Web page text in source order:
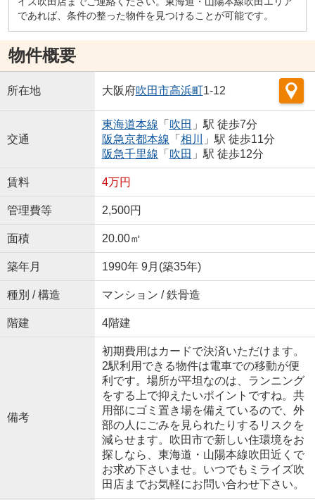
であれば、条件の整った物件を見つけることが可能です。
物件概要
所在地 大阪府吹田市高浜町1-12
交通
東海道本線 「 吹田 」駅 徒歩7分
阪急京都本線 「 相川
」駅 徒歩11分
阪急千里線 「 吹田 」駅 徒歩12分
賃料 4万円
管理費等 2,500円
面積 20.00㎡
築年月 1990年 9月(築35年)
種別 / 構造 マンション / 鉄骨造
階建 4階建
備考
初期費用はカードで決済いただけます。
2駅利用できる物件は電車での移動が便
利です。場所が平坦なのは、ランニング
をする上で抑えたいポイントですね。共
用部にゴミ置き場を備えているので、外
部の人にごみを見られたりするリスクを
減らせます。吹田市で新しい住環境をお
探しなら、東海道・山陽本線吹田近くで
お求め下さいませ。いつでもミライズ吹
田店までお気軽にお問い合わせ下さい。